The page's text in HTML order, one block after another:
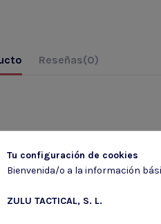
Reseñas(0)
Tu configuración de cookies
Bienvenida/o a la información
ZULU TACTICAL, S. L.